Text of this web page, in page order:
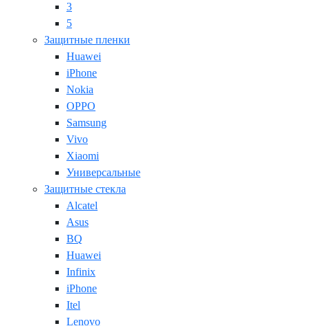
3
5
Защитные пленки
Huawei
iPhone
Nokia
OPPO
Samsung
Vivo
Xiaomi
Универсальные
Защитные стекла
Alcatel
Asus
BQ
Huawei
Infinix
iPhone
Itel
Lenovo